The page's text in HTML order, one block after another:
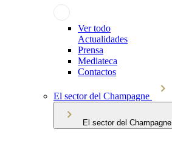
Ver todo
Actualidades
Prensa
Mediateca
Contactos
El sector del Champagne
El sector del Champagne